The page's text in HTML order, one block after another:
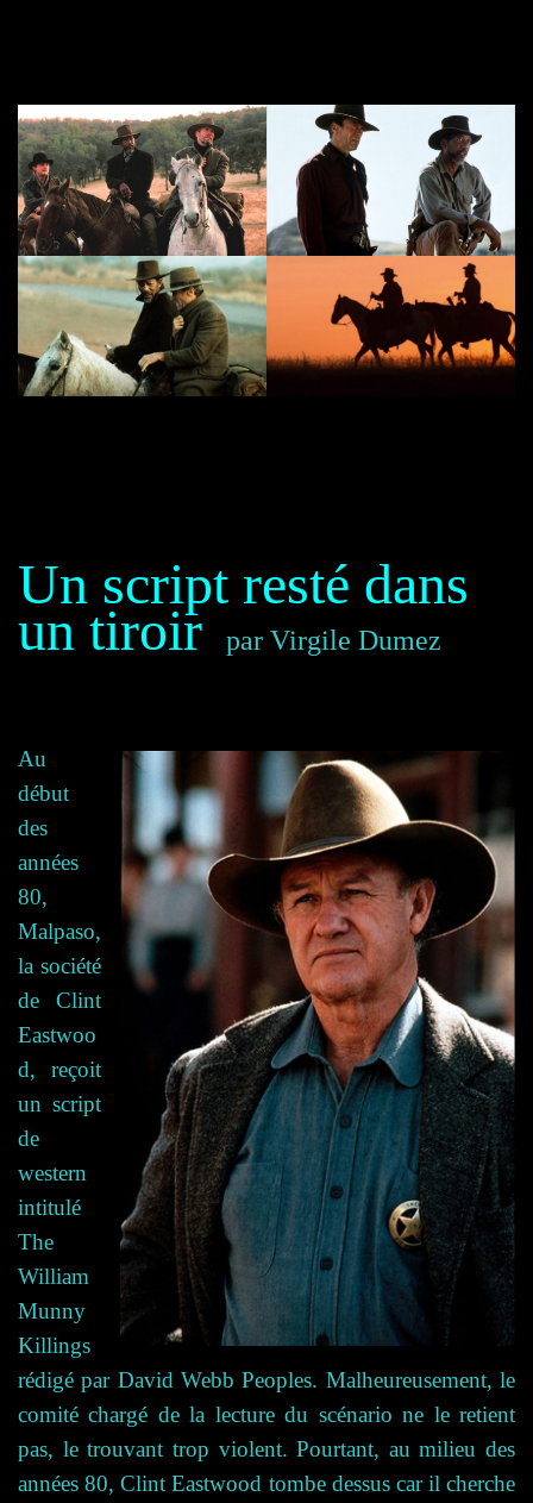
Un script resté dans
un tiroir par Virgile Dumez
Au
début
des
années
80,
Malpaso,
la société
de Clint
Eastwoo
d, reçoit
un script
de
western
intitulé
The
William
Munny
Killings
rédigé par David Webb Peoples. Malheureusement, le
comité chargé de la lecture du scénario ne le retient
pas, le trouvant trop violent. Pourtant, au milieu des
années 80, Clint Eastwood tombe dessus car il cherche